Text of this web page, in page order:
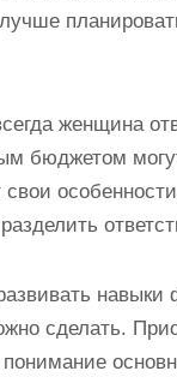
женщина
бюджетом
навыки
сделать.